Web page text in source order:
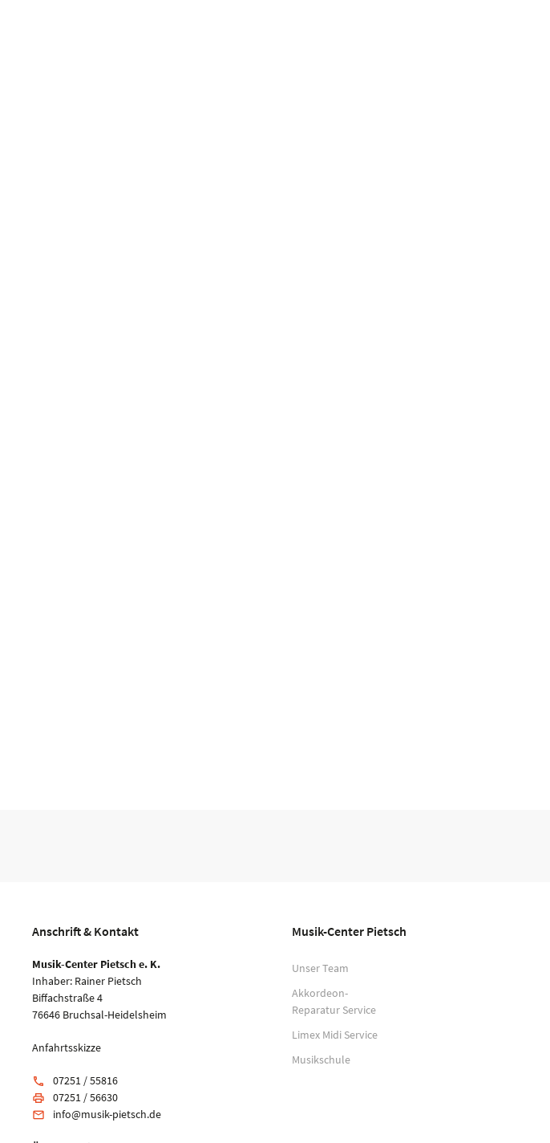
Anschrift & Kontakt
Musik-Center Pietsch e. K.
Inhaber: Rainer Pietsch
Biffachstraße 4
76646 Bruchsal-Heidelsheim
Anfahrtsskizze
phone 07251 / 55816
print 07251 / 56630
email info@musik-pietsch.de
Musik-Center Pietsch
Unser Team
Akkordeon-
Reparatur Service
Limex Midi Service
Musikschule